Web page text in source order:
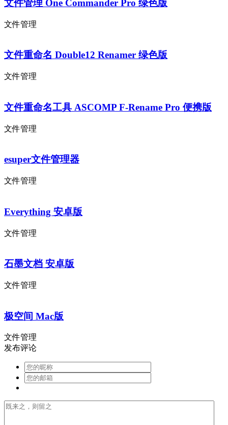
文件管理 One Commander Pro 绿色版
文件管理
文件重命名 Double12 Renamer 绿色版
文件管理
文件重命名工具 ASCOMP F-Rename Pro 便携版
文件管理
esuper文件管理器
文件管理
Everything 安卓版
文件管理
石墨文档 安卓版
文件管理
极空间 Mac版
文件管理
发布评论